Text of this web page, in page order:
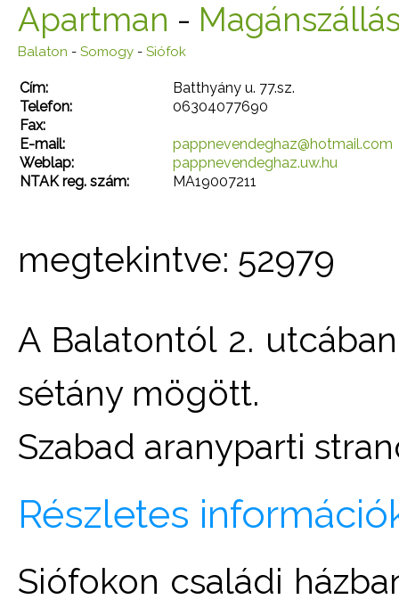
Apartman -
Balaton - Somogy - Siófok
Cím:
Batthyány u. 77.sz.
Telefon:
06304077690
Fax:
E-mail:
pappnevendeghaz@hotmail.com
Weblap:
pappnevendeghaz.uw.hu
NTAK reg. szám:
MA19007211
megtekintve: 52979
A Balatontól 2.
sétány mögött.
Szabad aranyparti
Részletes
Siófokon családi